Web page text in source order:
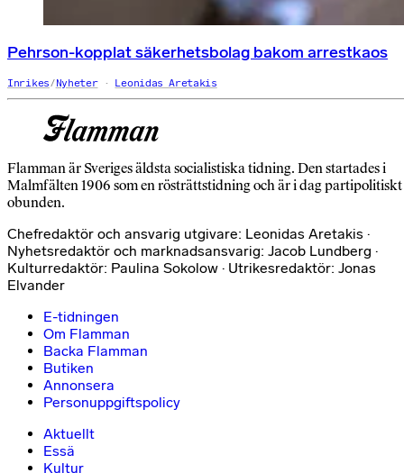
Pehrson-kopplat säkerhetsbolag bakom arrestkaos
Inrikes /Nyheter Leonidas Aretakis
Flamman är Sveriges äldsta socialistiska tidning. Den startades i
Malmfälten 1906 som en rösträttstidning och är i dag partipolitiskt
obunden.
Chefredaktör och ansvarig utgivare: Leonidas Aretakis ·
Nyhetsredaktör och marknadsansvarig: Jacob Lundberg ·
Kulturredaktör: Paulina Sokolow · Utrikesredaktör: Jonas
Elvander
E-tidningen
Om Flamman
Backa Flamman
Butiken
Annonsera
Personuppgiftspolicy
Aktuellt
Essä
Kultur